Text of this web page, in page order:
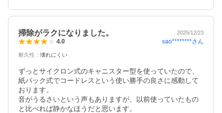
掃除がラクになりました。 2025/12/23
4.0 sao********さん
耐久性 ： 壊れにくい
ずっとサイクロン式のキャニスター型を使っていたので、
紙パック式でコードレスという使い勝手の良さに感動して
おります。
音がうるさいという声もありますが、以前使っていたもの
と比べれば静かなほうだと思います。